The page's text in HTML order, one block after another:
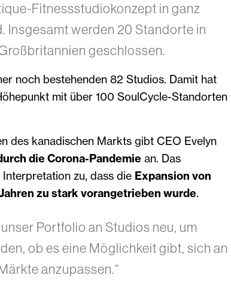
Fitnessstudiokonzept in ganz
Insgesamt werden 20 Standorte in
geschlossen.
noch bestehenden 82 Studios. Damit hat
mit über 100 SoulCycle-Standorten
des kanadischen Markts gibt CEO Evelyn
die Corona-Pandemiean. Das
zu, dass die Expansion von
zu stark vorangetrieben wurde.
Portfolio an Studios neu, um
ob es eine Möglichkeit gibt, sich an
anzupassen.“